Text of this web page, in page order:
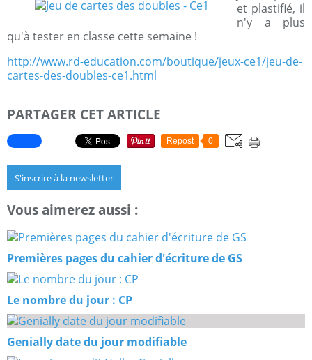
et plastifié, il
n'y a plus
qu'à tester en classe cette semaine !
http://www.rd-education.com/boutique/jeux-ce1/jeu-de-
cartes-des-doubles-ce1.html
PARTAGER CET ARTICLE
Repost 0
S'inscrire à la newsletter
Vous aimerez aussi :
Premières pages du cahier d'écriture de GS
Le nombre du jour : CP
Genially date du jour modifiable